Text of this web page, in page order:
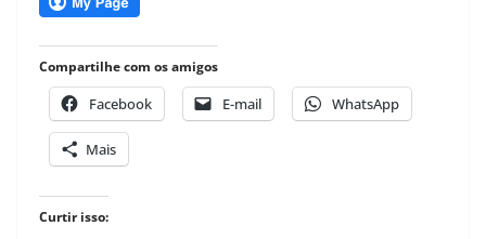
Compartilhe com os amigos
Facebook E-mail WhatsApp
Mais
Curtir isso: